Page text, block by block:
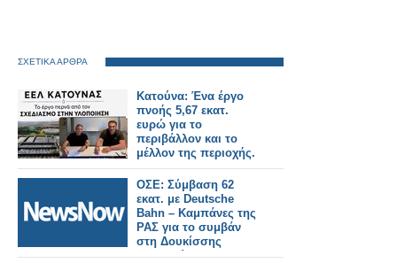
ΣΧΕΤΙΚΑ ΑΡΘΡΑ
Κατούνα: Ένα έργο
πνοής 5,67 εκατ.
ευρώ για το
περιβάλλον και το
μέλλον της περιοχής.
ΟΣΕ: Σύμβαση 62
εκατ. με Deutsche
Bahn – Καμπάνες της
ΡΑΣ για το συμβάν
στη Δουκίσσης
Πλακεντίας.